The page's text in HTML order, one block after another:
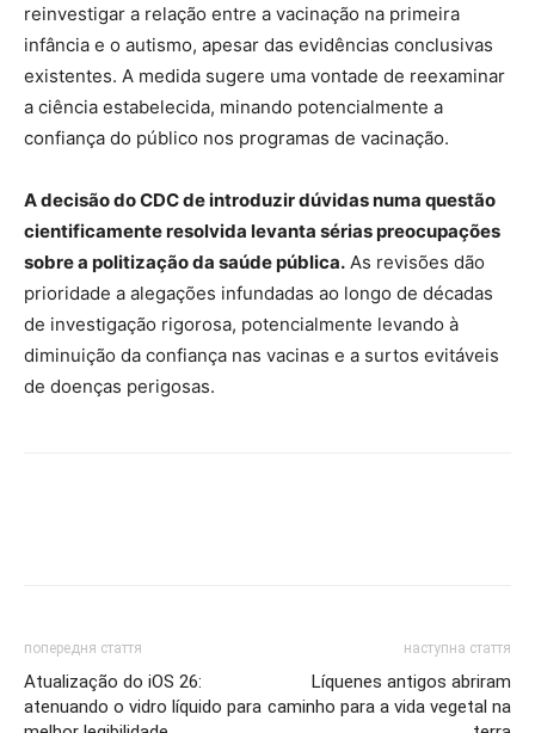
reinvestigar a relação entre a vacinação na primeira
infância e o autismo, apesar das evidências conclusivas
existentes. A medida sugere uma vontade de reexaminar
a ciência estabelecida, minando potencialmente a
confiança do público nos programas de vacinação.
A decisão do CDC de introduzir dúvidas numa questão
cientificamente resolvida levanta sérias preocupações
sobre a politização da saúde pública. As revisões dão
prioridade a alegações infundadas ao longo de décadas
de investigação rigorosa, potencialmente levando à
diminuição da confiança nas vacinas e a surtos evitáveis ​​
de doenças perigosas.
попередня стаття
Atualização do iOS 26:
atenuando o vidro líquido para
наступна стаття
Líquenes antigos abriram
caminho para a vida vegetal na